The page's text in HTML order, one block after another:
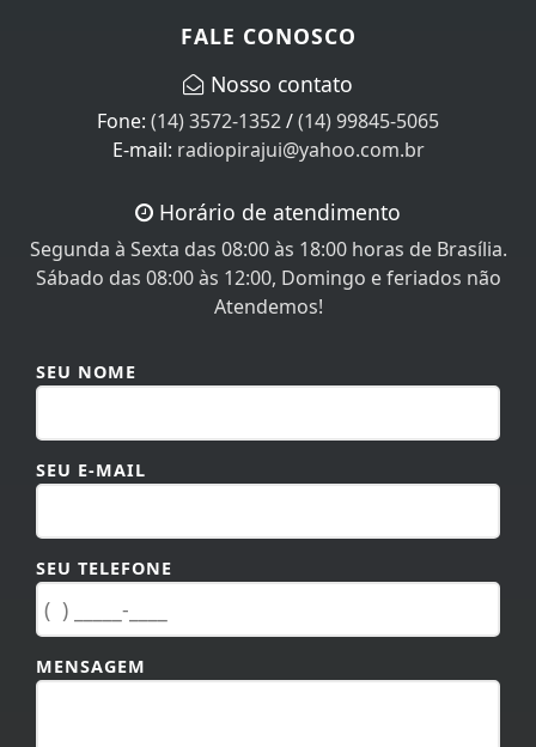
FALE CONOSCO
Nosso contato
Fone: (14) 3572-1352/(14) 99845-5065
E-mail: radiopirajui@yahoo.com.br
Horário de atendimento
Segunda à Sexta das 08:00 às 18:00 horas de Brasília.
Sábado das 08:00 às 12:00, Domingo e feriados não
Atendemos!
SEU NOME
SEU E-MAIL
SEU TELEFONE
MENSAGEM